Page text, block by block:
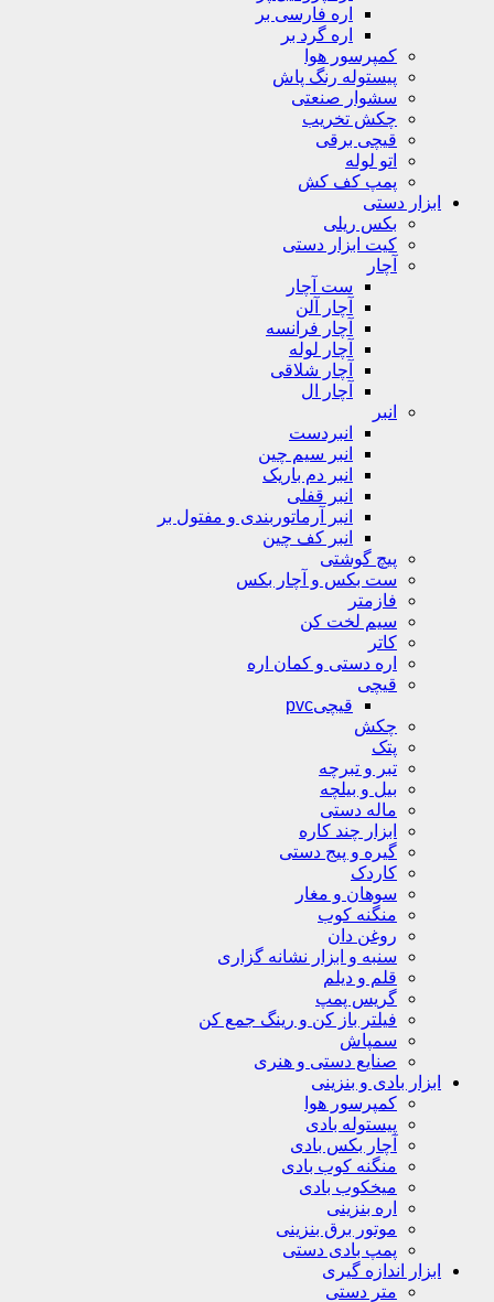
اره فارسی بر
اره گرد بر
کمپرسور هوا
پیستوله رنگ پاش
سشوار صنعتی
چکش تخریب
قیچی برقی
اتو لوله
پمپ کف کش
ابزار دستی
بکس ریلی
کیت ابزار دستی
آچار
ست آچار
آچار آلن
آچار فرانسه
آچار لوله
آچار شلاقی
آچار ال
انبر
انبردست
انبر سیم چین
انبر دم باریک
انبر قفلی
انبر آرماتوربندی و مفتول بر
انبر کف چین
پیچ گوشتی
ست بکس و آچار بکس
فازمتر
سیم لخت کن
کاتر
اره دستی و کمان اره
قیچی
قیچیpvc
چکش
پتک
تبر و تبرچه
بیل و بیلچه
ماله دستی
ابزار چند کاره
گیره و پیج دستی
کاردک
سوهان و مغار
منگنه کوب
روغن دان
سنبه و ابزار نشانه گزاری
قلم و دیلم
گریس پمپ
فیلتر باز کن و رینگ جمع کن
سمپاش
صنایع دستی و هنری
ابزار بادی و بنزینی
کمپرسور هوا
پیستوله بادی
آچار بکس بادی
منگنه کوب بادی
میخکوب بادی
اره بنزینی
موتور برق بنزینی
پمپ بادی دستی
ابزار اندازه گیری
متر دستی